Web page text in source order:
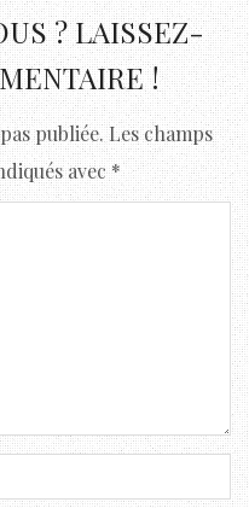
? LAISSEZ-
!
publiée. Les champs
avec*